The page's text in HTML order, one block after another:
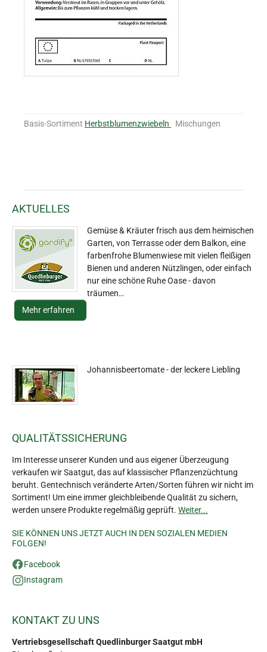
Basis-Sortiment Herbstblumenzwiebeln Mischungen
AKTUELLES
Gemüse & Kräuter frisch aus dem heimischen
Garten, von Terrasse oder dem Balkon, eine
farbenfrohe Blumenwiese mit vielen fleißigen
Bienen und anderen Nützlingen, oder einfach
nur eine schöne Ruhe Oase - davon
träumen…
Mehr erfahren
Johannisbeertomate - der leckere Liebling
QUALITÄTSSICHERUNG
Im Interesse unserer Kunden und aus eigener Überzeugung
verkaufen wir Saatgut, das auf klassischer Pflanzenzüchtung
beruht. Gentechnisch veränderte Arten/Sorten führen wir nicht im
Sortiment! Um eine immer gleichbleibende Qualität zu sichern,
werden unsere Produkte regelmäßig geprüft. Weiter...
SIE KÖNNEN UNS JETZT AUCH IN DEN SOZIALEN MEDIEN
FOLGEN!
Facebook
Instagram
KONTAKT ZU UNS
Vertriebsgesellschaft Quedlinburger Saatgut mbH